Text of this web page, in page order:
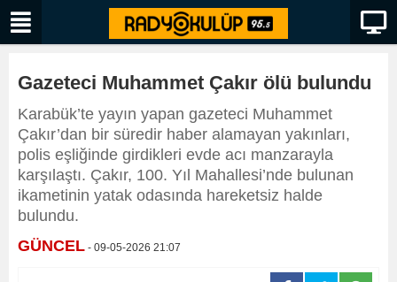
Gazeteci Muhammet Çakır ölü bulundu
Karabük’te yayın yapan gazeteci Muhammet
Çakır’dan bir süredir haber alamayan yakınları,
polis eşliğinde girdikleri evde acı manzarayla
karşılaştı. Çakır, 100. Yıl Mahallesi’nde bulunan
ikametinin yatak odasında hareketsiz halde
bulundu.
GÜNCEL - 09-05-2026 21:07